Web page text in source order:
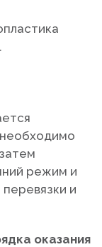
режим и
перевязки и
оказания